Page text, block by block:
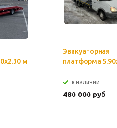
м
Эвакуаторная
платформа
в наличии
480 000 руб